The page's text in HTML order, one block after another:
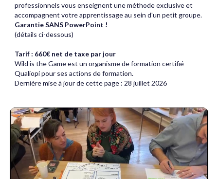
professionnels vous enseignent une méthode exclusive et
accompagnent votre apprentissage au sein d'un petit groupe.
Garantie SANS PowerPoint !
(détails ci-dessous)
Tarif : 660€ net de taxe par jour
Wild is the Game est un organisme de formation certifié
Qualiopi pour ses actions de formation.
Dernière mise à jour de cette page : 28 juillet 2026
Video
Player